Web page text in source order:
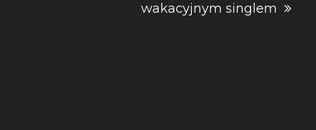
wakacyjnym singlem